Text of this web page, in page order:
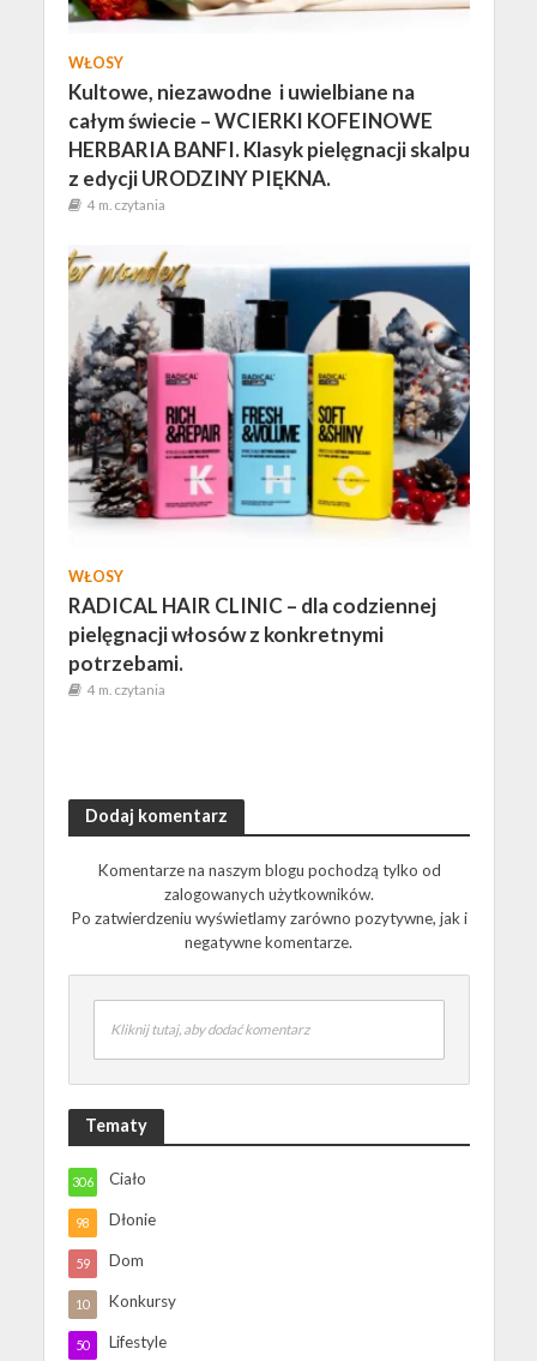
WŁOSY
Kultowe, niezawodne i uwielbiane na
całym świecie – WCIERKI KOFEINOWE
HERBARIA BANFI. Klasyk pielęgnacji skalpu
z edycji URODZINY PIĘKNA.
4 m. czytania
WŁOSY
RADICAL HAIR CLINIC – dla codziennej
pielęgnacji włosów z konkretnymi
potrzebami.
4 m. czytania
Dodaj komentarz
Komentarze na naszym blogu pochodzą tylko od
zalogowanych użytkowników.
Po zatwierdzeniu wyświetlamy zarówno pozytywne, jak i
negatywne komentarze.
Kliknij tutaj, aby dodać komentarz
Tematy
Ciało
306
Dłonie
98
Dom
59
Konkursy
10
Lifestyle
50